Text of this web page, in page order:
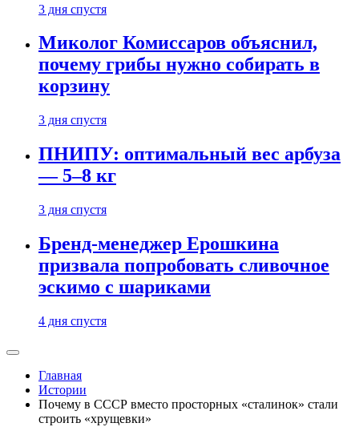
3 дня спустя
Миколог Комиссаров объяснил,
почему грибы нужно собирать в
корзину
3 дня спустя
ПНИПУ: оптимальный вес арбуза
— 5–8 кг
3 дня спустя
Бренд-менеджер Ерошкина
призвала попробовать сливочное
эскимо с шариками
4 дня спустя
Главная
Истории
Почему в СССР вместо просторных «сталинок» стали
строить «хрущевки»